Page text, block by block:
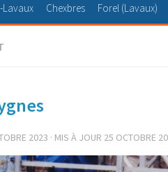
Chexbres Forel (Lavaux)
2023 · MIS À JOUR 25 OCTOBRE